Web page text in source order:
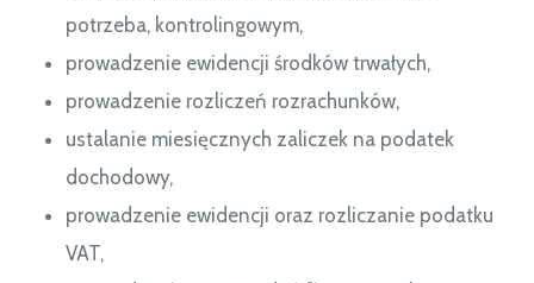
potrzeba, kontrolingowym,
prowadzenie ewidencji środków trwałych,
prowadzenie rozliczeń rozrachunków,
ustalanie miesięcznych zaliczek na podatek
dochodowy,
prowadzenie ewidencji oraz rozliczanie podatku
VAT,